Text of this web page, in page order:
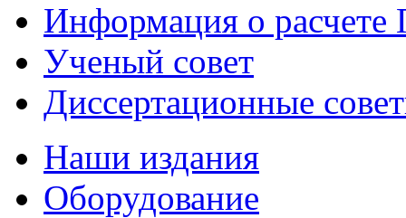
Информация о
Ученый совет
Диссертационные
Наши издания
Оборудование